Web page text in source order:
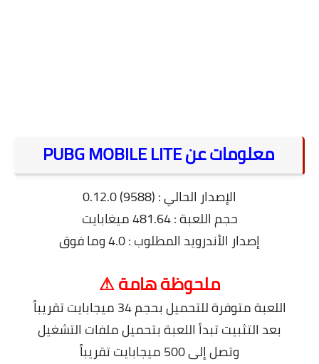
معلومات عن PUBG MOBILE LITE
الإصدار الحالي : (9588) 0.12.0
حجم اللعبة : 481.64 ميغابايت
إصدار الأندرويد المطلوب : 4.0 وما فوق
ملحوظة هامة ⚠
اللعبة متوفرة للتحميل بحجم 34 ميجابايت تقريباً
بعد التثبيت تبدأ اللعبة بتحميل ملفات التشغيل
وتصل إلى 500 ميجابايت تقريباً